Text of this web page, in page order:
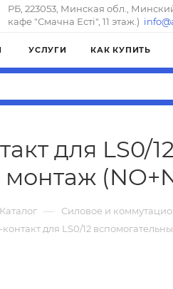
РБ, 223053, Минская обл.,
кафе "Смачна Естi", 11 этаж.)
УСЛУГИ КАК КУПИТЬ
для LS0/
Каталог — Силовое и
для LS0/12